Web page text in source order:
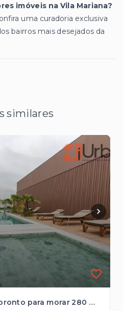
imóveis na Vila Mariana?
uma curadoria exclusiva
bairros mais desejados da
similares
Apartamento Duplex pronto para morar 280 m², 3 vagas na Vila Mariana